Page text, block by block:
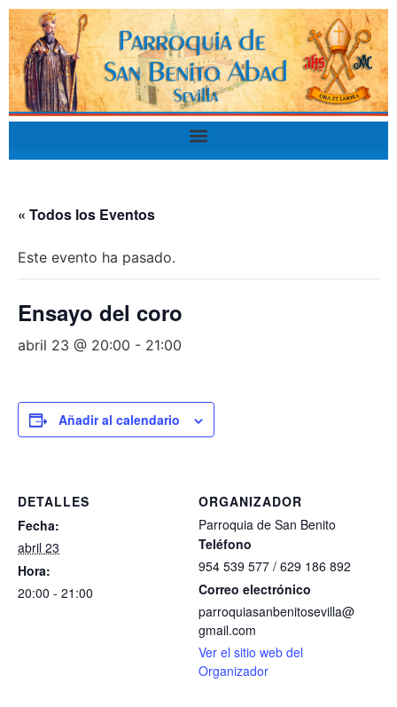
« Todos los Eventos
Este evento ha pasado.
Ensayo del coro
abril 23 @ 20:00 - 21:00
Añadir al calendario
DETALLES
Fecha:
abril 23
Hora:
20:00 - 21:00
ORGANIZADOR
Parroquia de San Benito
Teléfono
954 539 577 / 629 186 892
Correo electrónico
parroquiasanbenitosevilla@
gmail.com
Ver el sitio web del
Organizador